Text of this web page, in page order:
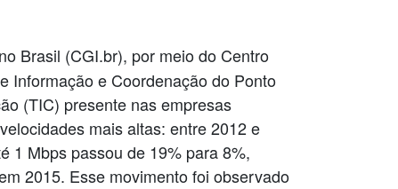
Brasil (CGI.br), por meio do Centro
Informação e Coordenação do Ponto
(TIC) presente nas empresas
mais altas: entre 2012 e
1 Mbps passou de 19% para 8%,
2015. Esse movimento foi observado